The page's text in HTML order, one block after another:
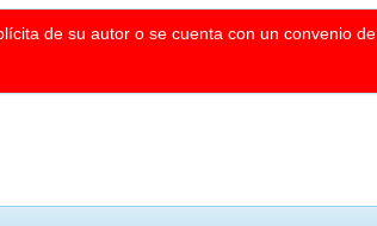
de su autor o se cuenta con un convenio de